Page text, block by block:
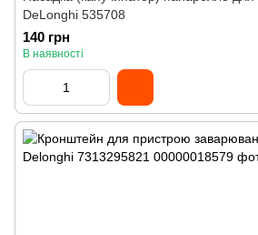
DeLonghi 535708
140 грн
В наявності